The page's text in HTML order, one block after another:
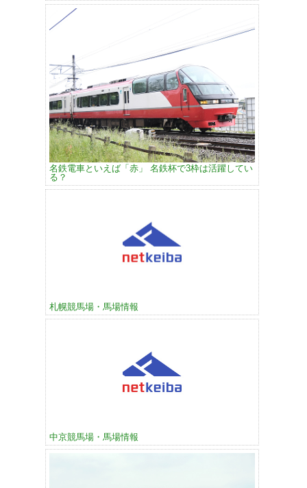
名鉄電車といえば「赤」 名鉄杯で3枠は活躍してい
る？
札幌競馬場・馬場情報
中京競馬場・馬場情報